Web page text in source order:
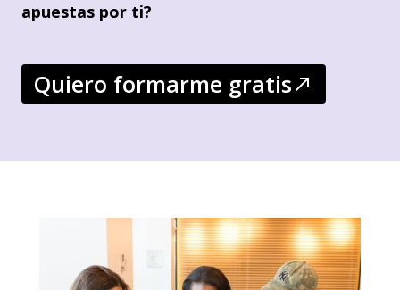
apuestas por ti?
Quiero formarme gratis